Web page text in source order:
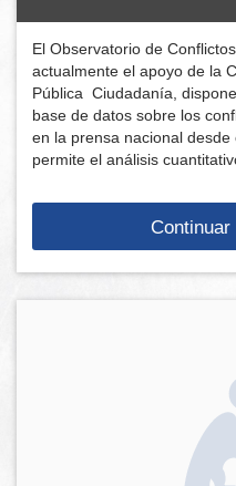
El Observatorio de
actualmente el apoyo de la
Pública Ciudadanía,
base de datos sobre los
en la prensa nacional
permite el análisis
Continuar